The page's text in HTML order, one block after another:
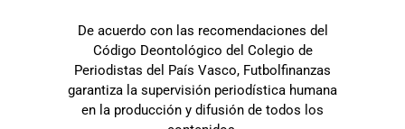
De acuerdo con las recomendaciones del
Código Deontológico del Colegio de
Periodistas del País Vasco, Futbolfinanzas
garantiza la supervisión periodística humana
en la producción y difusión de todos los